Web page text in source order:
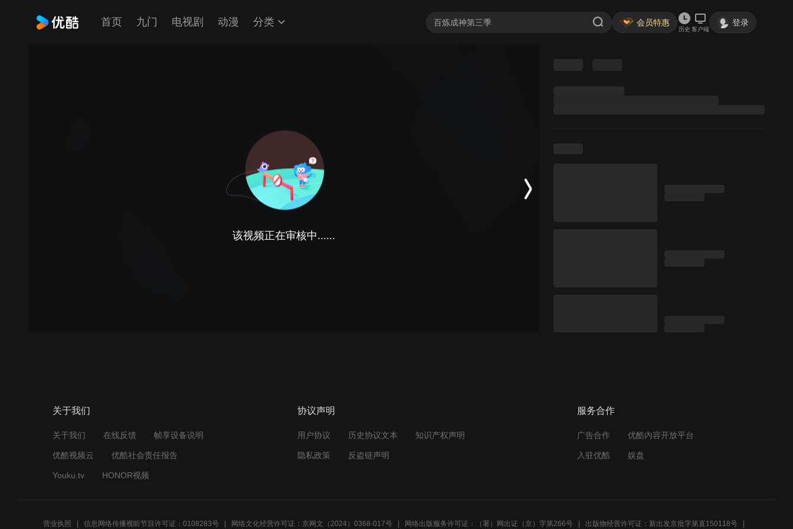
首页 九门 电视剧 动漫 分类 会员特惠
历史 客户端
登录
该视频正在审核中......
关于我们
关于我们 在线反馈 帧享设备说明
优酷视频云 优酷社会责任报告
Youku.tv HONOR视频
协议声明
用户协议 历史协议文本 知识产权声明
隐私政策 反盗链声明
服务合作
广告合作 优酷内容开放平台
入驻优酷 娱盘
营业执照 信息网络传播视听节目许可证：0108283号 网络文化经营许可证：京网文（2024）0368-017号 网络出版服务许可证：（署）网出证（京）字第266号 出版物经营许可证：新出发京批字第直150118号